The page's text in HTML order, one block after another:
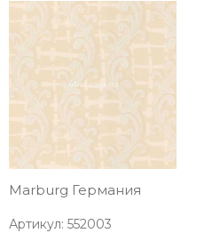
Marburg Германия
Артикул: 552003